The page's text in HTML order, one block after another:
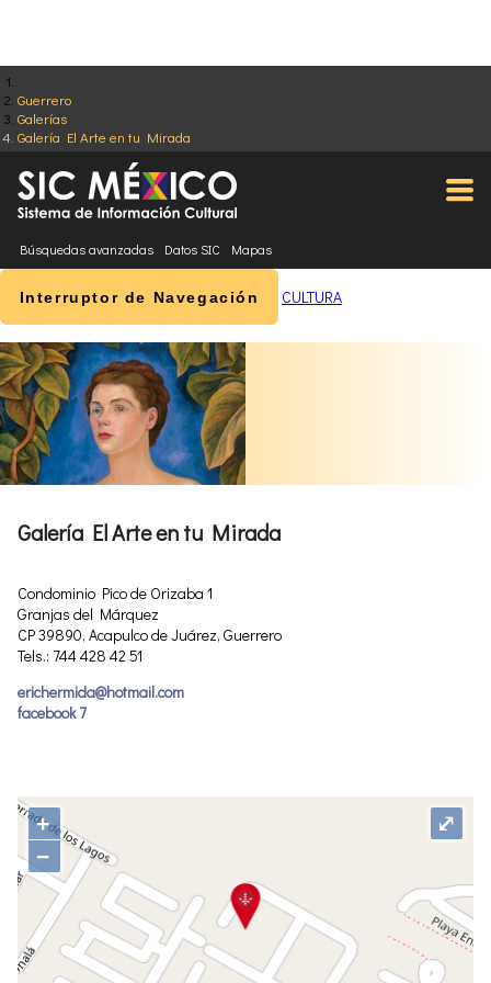
Guerrero
Galerías
Galería El Arte en tu Mirada
Búsquedas avanzadas Datos SIC Mapas
Interruptor de Navegación CULTURA
Galería El Arte en tu Mirada
Condominio Pico de Orizaba 1
Granjas del Márquez
CP 39890, Acapulco de Juárez, Guerrero
Tels.: 744 428 42 51
erichermida@hotmail.com
facebook 7
+
−
⤢